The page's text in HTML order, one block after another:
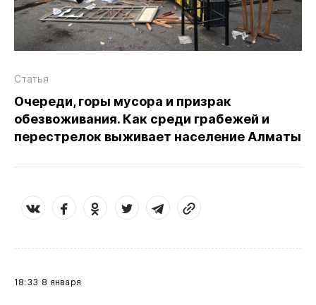
Статья
Очереди, горы мусора и призрак
обезвоживания. Как среди грабежей и
перестрелок выживает население Алматы
18:33 8 января